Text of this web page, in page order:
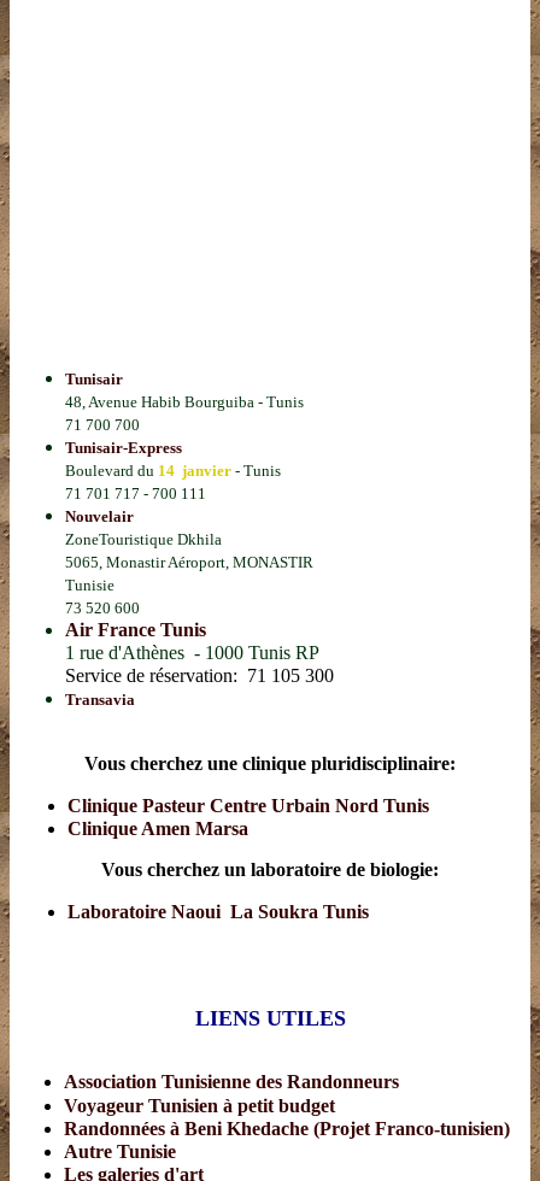
Tunisair
48, Avenue Habib Bourguiba - Tunis
71 700 700
Tunisair-Express
Boulevard du 14 janvier - Tunis
71 701 717 - 700 111
Nouvelair
ZoneTouristique Dkhila
5065, Monastir Aéroport, MONASTIR
Tunisie
73 520 600
Air France Tunis
1 rue d'Athènes - 1000 Tunis RP
Service de réservation: 71 105 300
Transavia
Vous cherchez une clinique pluridisciplinaire:
Clinique Pasteur Centre Urbain Nord Tunis
Clinique Amen Marsa
Vous cherchez un laboratoire de biologie:
Laboratoire Naoui La Soukra Tunis
LIENS UTILES
Association Tunisienne des Randonneurs
Voyageur Tunisien à petit budget
Randonnées à Beni Khedache (Projet Franco-tunisien)
Autre Tunisie
Les galeries d'art